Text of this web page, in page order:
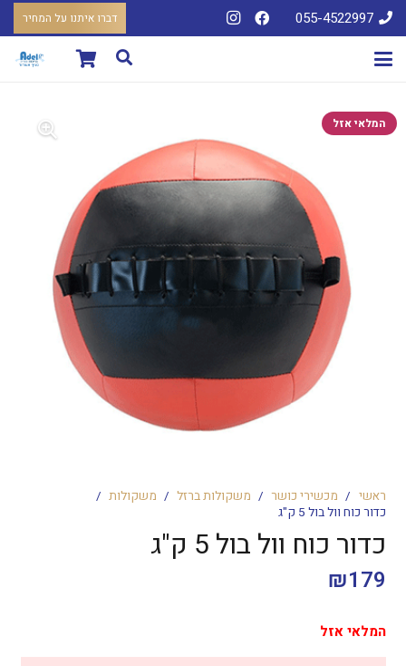
055-4522997 דברו איתנו על המחיר
המלאי אזל
ראשי / מכשירי כושר / משקולות ברזל / משקולות /
כדור כוח וול בול 5 ק"ג
כדור כוח וול בול 5 ק"ג
₪179
המלאי אזל